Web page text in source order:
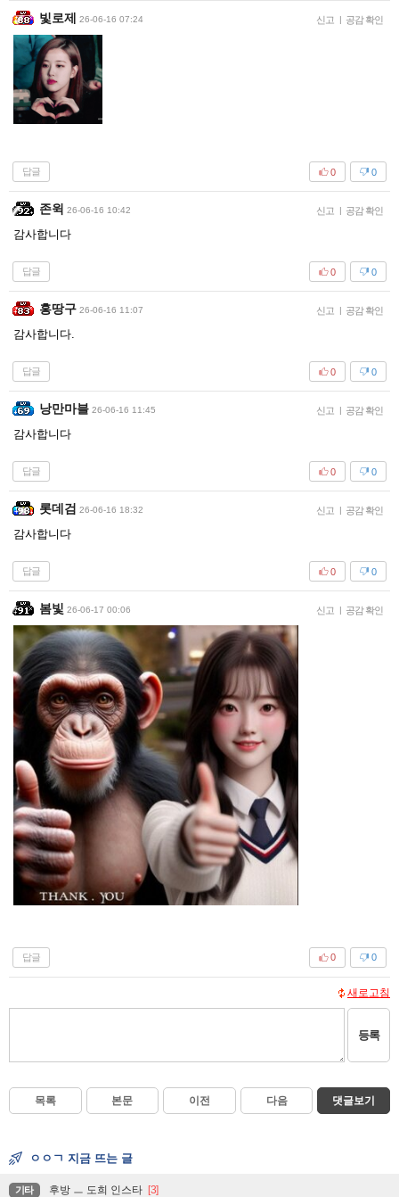
빛로제 26-06-16 07:24 신고 | 공감 확인
답글 0
0
존윅 26-06-16 10:42 신고 | 공감 확인
감사합니다
답글 0
0
홍땅구 26-06-16 11:07 신고 | 공감 확인
감사합니다.
답글 0
0
낭만마블 26-06-16 11:45 신고 | 공감 확인
감사합니다
답글 0
0
롯데검 26-06-16 18:32 신고 | 공감 확인
감사합니다
답글 0
0
봄빛 26-06-17 00:06 신고 | 공감 확인
답글 0
0
새로고침
등록
목록 본문 이전 다음 댓글보기
ㅇㅇㄱ 지금 뜨는 글
기타 후방 ㅡ 도희 인스타 [3]